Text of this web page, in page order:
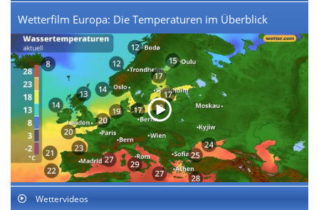
Wetterfilm Europa: Die Temperaturen im Überblick
Wettervideos